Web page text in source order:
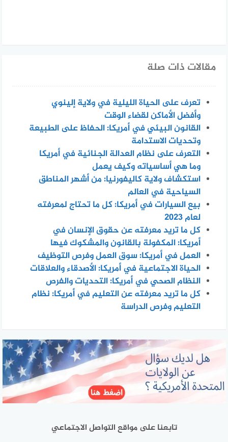
مقالات ذات صلة
تعرف على الحياة الليلية في ولاية إلينوي
وأفضل الأماكن لقضاء الوقت
القانون البيئي في أمريكا: الحفاظ على الطبيعة
وتحديات الاستدامة
التعرف على نظام العدالة الجنائية في أمريكا
وما هي أساسياته وكيف يعمل
استكشاف ولاية كاليفورنيا: من أشهر المناطق
السياحية في العالم
بيع السيارات في أمريكا: كل ما تحتاج لمعرفته
لعام 2023
كل ما تريد معرفته عن حقوق الإنسان في
أمريكا: المكفولة بالقانون والمشكوك فيها
العمل في أمريكا: سوق العمل وفرص التوظيف
الحياة الاجتماعية في أمريكا: الأصدقاء والعلاقات
النظام الصحي في أمريكا: التحديات والفرص
كل ما تريد معرفته عن التعليم في أمريكا: نظام
التعليم وفرص الدراسة
تابعنا على مواقع التواصل الاجتماعي